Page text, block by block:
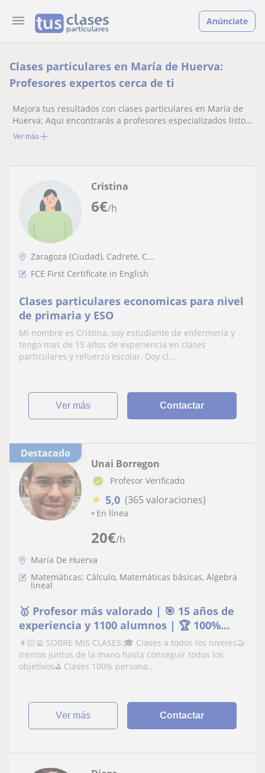
Anúnciate
Clases particulares en María de Huerva:
Profesores expertos cerca de ti
Mejora tus resultados con clases particulares en María de
Huerva: Aqui encontrarás a profesores especializados listos
para ayudarte.
Ver más
6€/h
Cristina
Zaragoza (Ciudad), Cadrete, C...
FCE First Certificate in English
Clases particulares economicas para nivel
de primaria y ESO
Mi nombre es Cristina, soy estudiante de enfermeria y
tengo mas de 15 años de experiencia en clases
particulares y refuerzo escolar. Doy cl...
ver más Contactar
Destacado
20€/h
Unai Borregon
Profesor Verificado
★ 5,0 (365 valoraciones)
En línea
María De Huerva
Matemáticas: Cálculo, Matemáticas básicas, Álgebra
lineal
🥇 Profesor más valorado | 🎯 15 años de
experiencia y 1100 alumnos | 🏆 100%
aprobados
👨🏻‍💻 SOBRE MIS CLASES:🎓 Clases a todos los niveles🤝
Iremos juntos de la mano hasta conseguir todos los
objetivos⛳️ Clases 100% persona...
ver más Contactar